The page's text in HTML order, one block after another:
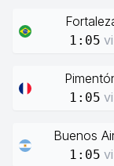
1:05 vi
1:05 vi
Buenos
1:05 vi